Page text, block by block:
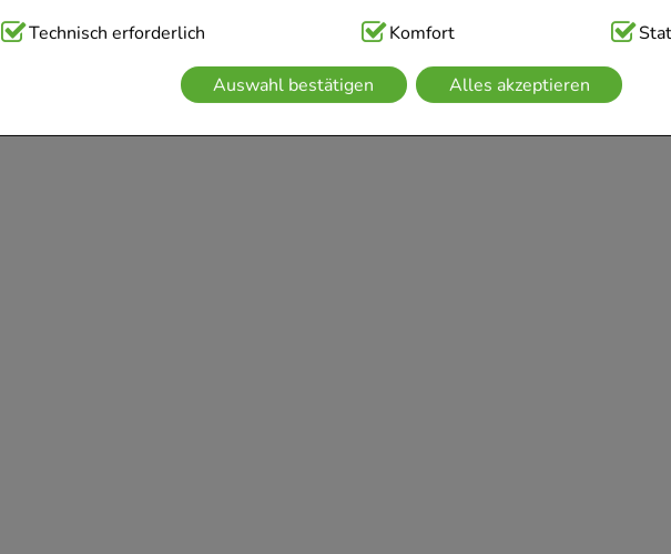
Technisch Notwendig:Hierbei handelt es sich um Cookies, die für die
Website notwendig sind (z.B. Navigation, Warenkorb, Kundenkonto), weshalb auf
verzichtet werden kann.
Technisch erforderlich Komfort
Auswahl bestätigen Alles akzeptieren